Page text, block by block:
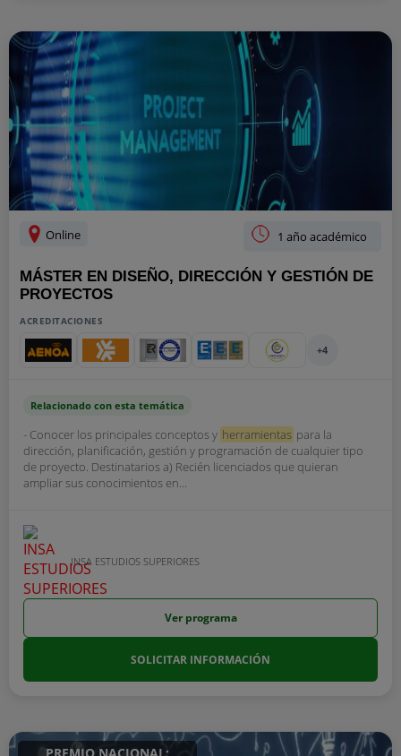
Online 1 año académico
MÁSTER EN DISEÑO, DIRECCIÓN Y GESTIÓN DE
PROYECTOS
ACREDITACIONES
+4
Relacionado con esta temática
- Conocer los principales conceptos y herramientas para la
dirección, planificación, gestión y programación de cualquier tipo
de proyecto. Destinatarios a) Recién licenciados que quieran
ampliar sus conocimientos en...
INSA ESTUDIOS SUPERIORES
Ver programa
SOLICITAR INFORMACIÓN